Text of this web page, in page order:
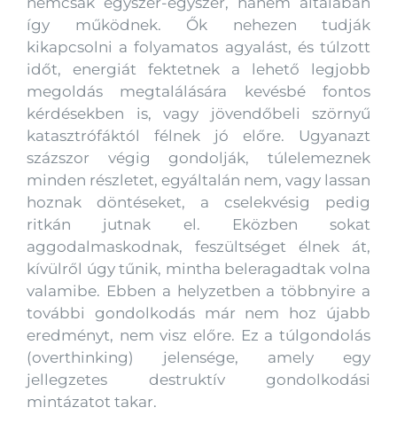
így működnek. Ők nehezen tudják
kikapcsolni a folyamatos agyalást, és túlzott
időt, energiát fektetnek a lehető legjobb
megoldás megtalálására kevésbé fontos
kérdésekben is, vagy jövendőbeli szörnyű
katasztrófáktól félnek jó előre. Ugyanazt
százszor végig gondolják, túlelemeznek
minden részletet, egyáltalán nem, vagy lassan
hoznak döntéseket, a cselekvésig pedig
ritkán jutnak el. Eközben sokat
aggodalmaskodnak, feszültséget élnek át,
kívülről úgy tűnik, mintha beleragadtak volna
valamibe. Ebben a helyzetben a többnyire a
további gondolkodás már nem hoz újabb
eredményt, nem visz előre. Ez a túlgondolás
(overthinking) jelensége, amely egy
jellegzetes destruktív gondolkodási
mintázatot takar.